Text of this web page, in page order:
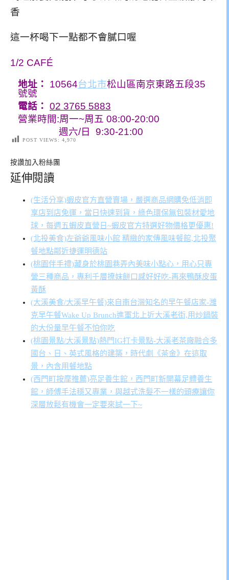
香
這一杯喝下一點都不會膩口喔
1/2 CAFÉ
地址 ： 10564台北市松山區南京東路五段35
號號
電話 ： 02 3765 5883
營業時間:周一~周五 08:00-20:00
週六/日 9:30-21:00
POST VIEWS: 4,970
按讚加入粉絲團
延伸閱讀
(生活分享)蝦皮官方直營賣場，嚴選商品網購免低消即
享店到店免運，當日快速到貨，綠色環保無包裝材愛地
球，每週五蝦皮直營日~蝦皮官方特選好物價格更優惠!
(北投美食)左爺爺風味小館 精緻的家傳風味餐館,北投聚
餐地點鄰近捷運明德站
(桃園伴手禮)藏身於桃園巷弄內美味小點心，用心只專
營三種商品，專利千層撩妹餅口感好好吃-再來鴨酥皮蛋
黃酥
(大溪美食/大溪早午餐)來自南台灣知名的早午餐店家-濰
克早午餐Wake Up Brunch進軍北上近大溪老街,用炒鍋裝
的大份量早午餐不怕你吃
(桃園景點/大溪景點)熱門IG打卡景點-大溪老茶廠融合多
國台、日、英式風格的建築，時代劇《茶金》在這取
景，內含用餐地點
(西門町按摩推薦)亮足養生館，西門町新開幕足體養生
館，師傅手法穩又專業，與越式洗髮不一樣的頭療讓你
深層放鬆有機會一定要來試一下~